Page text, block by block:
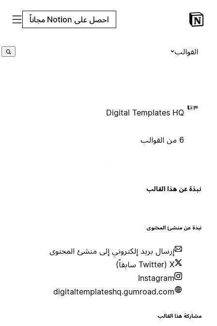
احصل على Notion مجاناً
القوالب
Digital Templates HQ
عن هذا القالب
عن منشئ المحتوى
إرسال بريد إلكتروني إلى منشئ المحتوى
Instagram
digitaltemplateshq.gumroad.com
هذا القالب